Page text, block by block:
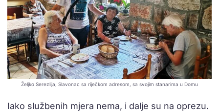
Željko Serezlija, Slavonac sa riječkom adresom, sa svojim stanarima u Domu
Iako službenih mjera nema, i dalje su na oprezu.